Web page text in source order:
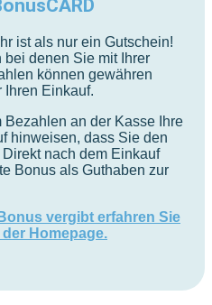
ist als nur ein Gutschein!
denen Sie mit Ihrer
können gewähren
Ihren Einkauf.
an der Kasse Ihre
hinweisen, dass Sie den
nach dem Einkauf
Bonus als Guthaben zur
vergibt erfahren Sie
Homepage.